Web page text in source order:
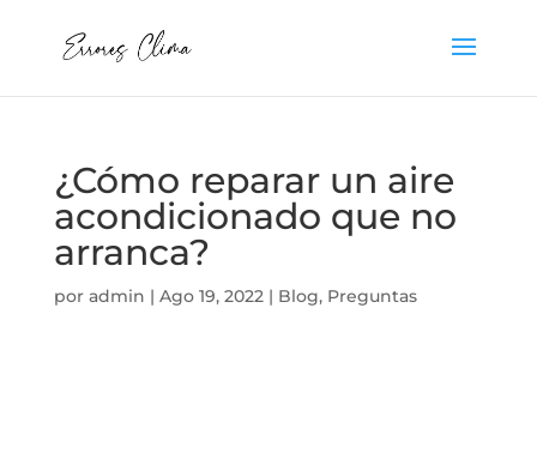
¿Cómo reparar un aire
acondicionado que no
arranca?
por admin | Ago 19, 2022| Blog, Preguntas